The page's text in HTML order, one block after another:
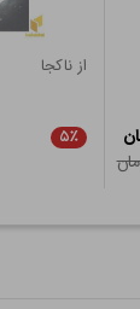
از ناکجا
۵٪